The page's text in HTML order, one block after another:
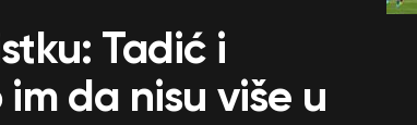
Tadić i
da nisu više u